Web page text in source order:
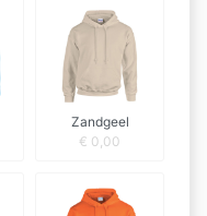
Zandgeel
€ 0,00